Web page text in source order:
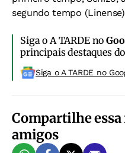
segundo tempo
Siga o A TARDE no
principais destaques
Siga o A TARDE no
Compartilhe
amigos